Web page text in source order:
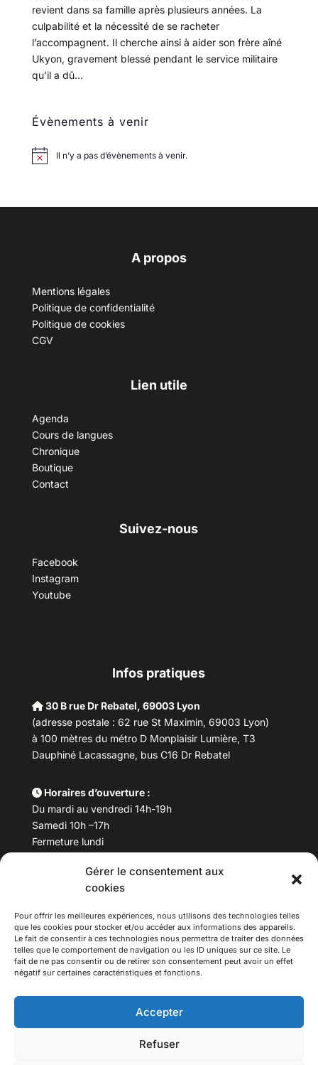
Gérer le consentement aux
cookies
Pour offrir les meilleures expériences, nous utilisons des technologies telles
que les cookies pour stocker et/ou accéder aux informations des appareils.
Le fait de consentir à ces technologies nous permettra de traiter des données
telles que le comportement de navigation ou les ID uniques sur ce site. Le
fait de ne pas consentir ou de retirer son consentement peut avoir un effet
négatif sur certaines caractéristiques et fonctions.
Accepter
Refuser
revient dans sa famille après plusieurs années. La
culpabilité et la nécessité de se racheter
l’accompagnent. Il cherche ainsi à aider son frère aîné
Ukyon, gravement blessé pendant le service militaire
qu’il a dû...
Évènements à venir
Il n’y a pas d’évènements à venir.
A propos
Mentions légales
Politique de confidentialité
Politique de cookies
CGV
Lien utile
Agenda
Cours de langues
Chronique
Boutique
Contact
Suivez-nous
Facebook
Instagram
Youtube
Infos pratiques
30 B rue Dr Rebatel, 69003 Lyon
(adresse postale : 62 rue St Maximin, 69003 Lyon)
à 100 mètres du métro D Monplaisir Lumière, T3
Dauphiné Lacassagne, bus C16 Dr Rebatel
Horaires d’ouverture :
Du mardi au vendredi 14h-19h
Samedi 10h –17h
Fermeture lundi
Téléphone : 04 78 53 06 40
maisondesculturesasiatiques@asiexpo.com